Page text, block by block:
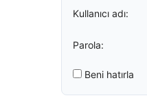
Kullanıcı adı:
Parola:
Beni hatırla